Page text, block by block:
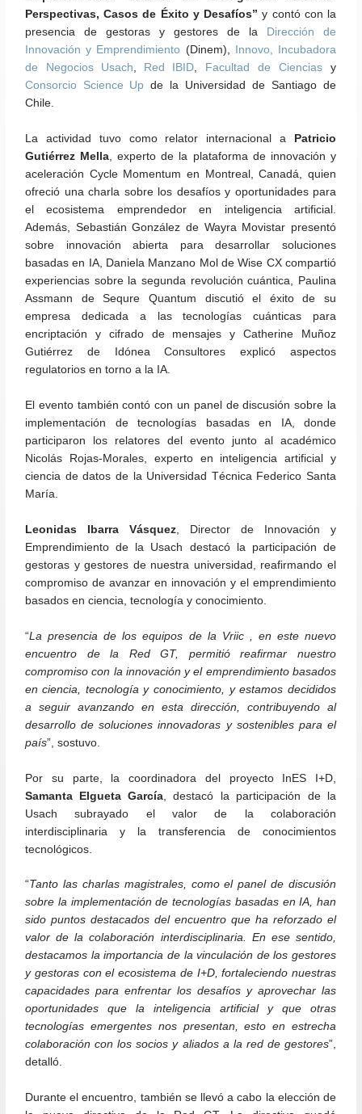
Perspectivas, Casos de Éxito y Desafíos” y contó con la
presencia de gestoras y gestores de la
Dirección de
Innovación y Emprendimiento (Dinem),
Innovo, Incubadora
de Negocios Usach, Red IBID, Facultad de Ciencias y
Consorcio Science Up de la Universidad de Santiago de
Chile.
La actividad tuvo como relator internacional a
Patricio
Gutiérrez Mella, experto de la plataforma de innovación y
aceleración Cycle Momentum en Montreal, Canadá, quien
ofreció una charla sobre los desafíos y oportunidades para
el ecosistema emprendedor en inteligencia artificial.
Además, Sebastián González de Wayra Movistar presentó
sobre innovación abierta para desarrollar soluciones
basadas en IA, Daniela Manzano Mol de Wise CX compartió
experiencias sobre la segunda revolución cuántica, Paulina
Assmann de Sequre Quantum discutió el éxito de su
empresa dedicada a las tecnologías cuánticas para
encriptación y cifrado de mensajes y Catherine Muñoz
Gutiérrez de Idónea Consultores explicó aspectos
regulatorios en torno a la IA.
El evento también contó con un panel de discusión sobre la
implementación de tecnologías basadas en IA, donde
participaron los relatores del evento junto al académico
Nicolás Rojas-Morales, experto en inteligencia artificial y
ciencia de datos de la Universidad Técnica Federico Santa
María.
Leonidas Ibarra Vásquez , Director de Innovación y
Emprendimiento de la Usach destacó la participación de
gestoras y gestores de nuestra universidad, reafirmando el
compromiso de avanzar en innovación y el emprendimiento
basados enciencia, tecnología y conocimiento.
“La presencia de los equipos de la Vriic , en este nuevo
encuentro de la Red GT, permitió reafirmar nuestro
compromiso con la innovación y el emprendimiento basados
enciencia, tecnología y conocimiento , y estamos decididos
a seguir avanzando en esta dirección, contribuyendo al
desarrollo de soluciones innovadoras y sostenibles para el
país”, sostuvo.
Por su parte, la coordinadora del proyecto InES I+D,
Samanta Elgueta García , destacó la participación de la
Usach subrayado el valor de la colaboración
interdisciplinaria y la transferencia de conocimientos
tecnológicos.
“Tanto las charlas magistrales, como el panel de discusión
sobre la implementación de tecnologías basadas en IA, han
sido puntos destacados del encuentro que ha reforzado el
valor de la colaboración interdisciplinaria. En ese sentido,
destacamos la importancia de la vinculación de los gestores
y gestoras con el ecosistema de I+D, fortaleciendo nuestras
capacidades para enfrentar los desafíos y aprovechar las
oportunidades que la inteligencia artificial y que otras
tecnologías emergentes nos presentan, esto en estrecha
colaboración con los socios y aliados a la red de gestores”,
detalló.
Durante el encuentro, también se llevó a cabo la elección de